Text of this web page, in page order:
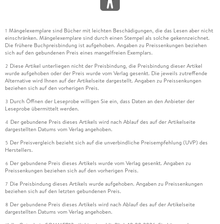
1 Mängelexemplare sind Bücher mit leichten Beschädigungen, die das Lesen aber nicht
einschränken. Mängelexemplare sind durch einen Stempel als solche gekennzeichnet.
Die frühere Buchpreisbindung ist aufgehoben. Angaben zu Preissenkungen beziehen
sich auf den gebundenen Preis eines mangelfreien Exemplars.
2 Diese Artikel unterliegen nicht der Preisbindung, die Preisbindung dieser Artikel
wurde aufgehoben oder der Preis wurde vom Verlag gesenkt. Die jeweils zutreffende
Alternative wird Ihnen auf der Artikelseite dargestellt. Angaben zu Preissenkungen
beziehen sich auf den vorherigen Preis.
3 Durch Öffnen der Leseprobe willigen Sie ein, dass Daten an den Anbieter der
Leseprobe übermittelt werden.
4 Der gebundene Preis dieses Artikels wird nach Ablauf des auf der Artikelseite
dargestellten Datums vom Verlag angehoben.
5 Der Preisvergleich bezieht sich auf die unverbindliche Preisempfehlung (UVP) des
Herstellers.
6 Der gebundene Preis dieses Artikels wurde vom Verlag gesenkt. Angaben zu
Preissenkungen beziehen sich auf den vorherigen Preis.
7 Die Preisbindung dieses Artikels wurde aufgehoben. Angaben zu Preissenkungen
beziehen sich auf den letzten gebundenen Preis.
8 Der gebundene Preis dieses Artikels wird nach Ablauf des auf der Artikelseite
dargestellten Datums vom Verlag angehoben.